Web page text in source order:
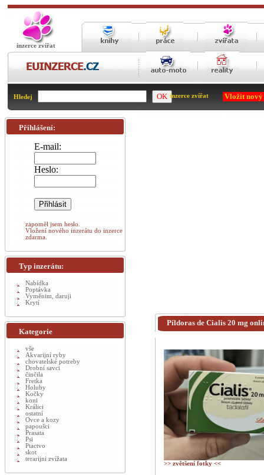
inzerce zvířat
Hledej inzerce zvířat Vložit
Píldoras de Cialis 20 mg
>> zvětšení fotky <<
Přihlášení:
E-mail:
Heslo:
zapoměl jsem heslo.
Vložení nového inzerátu do inzerce
zdarma.
Typ inzerátu:
Nabídka
Poptávka
Vyměnim, daruji
Krytí
Kategorie
vše
Akvarijní ryby
chovatelské potreby
Drobní savci
činčila
Fretka
Holuby
Kočky
koni
Králici
ostatní
Ovce a kozy
papoušci
Prasata
Psi
Ptactvo
skot
terarijni zvížata